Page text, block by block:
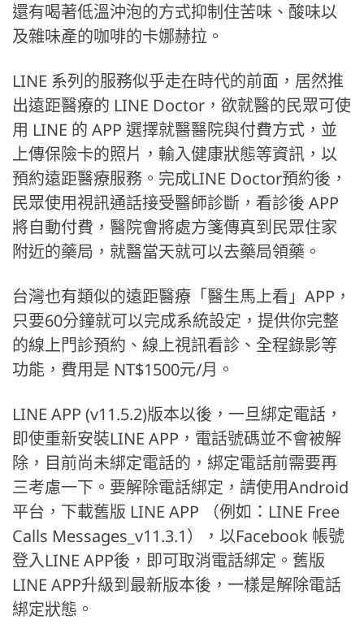
還有喝著低溫沖泡的方式抑制住苦味、酸味以
及雜味產的咖啡的卡娜赫拉。
LINE 系列的服務似乎走在時代的前面，居然推
出遠距醫療的 LINE Doctor，欲就醫的民眾可使
用 LINE 的 APP 選擇就醫醫院與付費方式，並
上傳保險卡的照片，輸入健康狀態等資訊，以
預約遠距醫療服務。完成LINE Doctor預約後，
民眾使用視訊通話接受醫師診斷，看診後 APP
將自動付費，醫院會將處方箋傳真到民眾住家
附近的藥局，就醫當天就可以去藥局領藥。
台灣也有類似的遠距醫療「醫生馬上看」APP，
只要60分鐘就可以完成系統設定，提供你完整
的線上門診預約、線上視訊看診、全程錄影等
功能，費用是 NT$1500元/月。
LINE APP (v11.5.2)版本以後，一旦綁定電話，
即使重新安裝LINE APP，電話號碼並不會被解
除，目前尚未綁定電話的，綁定電話前需要再
三考慮一下。要解除電話綁定，請使用Android
平台，下載舊版 LINE APP （例如：LINE Free
Calls Messages_v11.3.1），以Facebook 帳號
登入LINE APP後，即可取消電話綁定。舊版
LINE APP升級到最新版本後，一樣是解除電話
綁定狀態。